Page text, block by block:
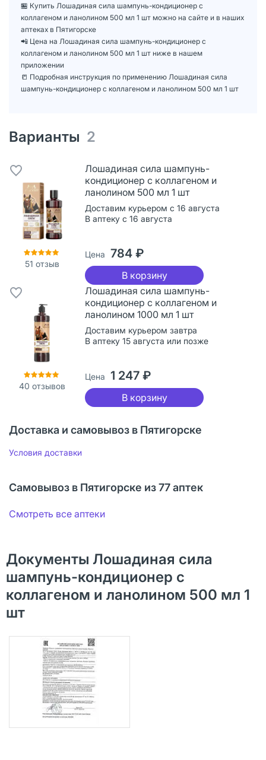
🏪 Купить Лошадиная сила шампунь-кондиционер с
коллагеном и ланолином 500 мл 1 шт можно на сайте и в наших
аптеках в Пятигорске
📲 Цена на Лошадиная сила шампунь-кондиционер с
коллагеном и ланолином 500 мл 1 шт ниже в нашем
приложении
📒 Подробная инструкция по применению Лошадиная сила
шампунь-кондиционер с коллагеном и ланолином 500 мл 1 шт
Варианты 2
51 отзыв
Лошадиная сила шампунь-
кондиционер с коллагеном и
ланолином 500 мл 1 шт
Доставим курьером с 16 августа
В аптеку с 16 августа
Цена 784 ₽
В корзину
40 отзывов
Лошадиная сила шампунь-
кондиционер с коллагеном и
ланолином 1000 мл 1 шт
Доставим курьером завтра
В аптеку 15 августа или позже
Цена 1 247 ₽
В корзину
Доставка и самовывоз в Пятигорске
Условия доставки
Самовывоз в Пятигорске из 77 аптек
Смотреть все аптеки
Документы Лошадиная сила
шампунь-кондиционер с
коллагеном и ланолином 500 мл 1
шт